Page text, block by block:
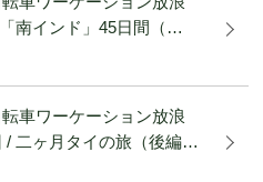
南インド」45日間（…
車ワーケーション放浪
/ 二ヶ月タイの旅（後編…